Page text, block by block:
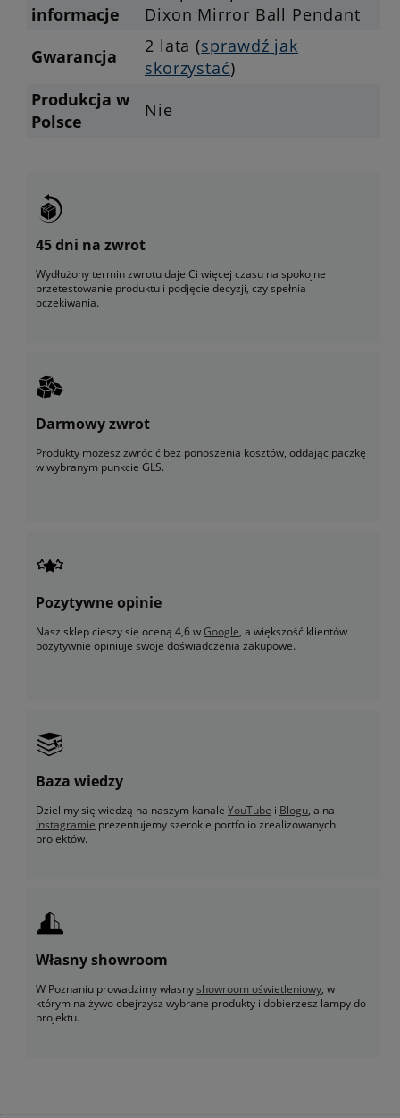
informacje
Dixon Mirror Ball Pendant
Gwarancja
2 lata (sprawdź jak
skorzystać)
Produkcja w
Polsce
Nie
45 dni na zwrot
Wydłużony termin zwrotu daje Ci więcej czasu na spokojne
przetestowanie produktu i podjęcie decyzji, czy spełnia
oczekiwania.
Darmowy zwrot
Produkty możesz zwrócić bez ponoszenia kosztów, oddając paczkę
w wybranym punkcie GLS.
Pozytywne opinie
Nasz sklep cieszy się oceną 4,6 wGoogle, a większość klientów
pozytywnie opiniuje swoje doświadczenia zakupowe.
Baza wiedzy
Dzielimy się wiedzą na naszym kanale YouTube i Blogu, a na
Instagramie prezentujemy szerokie portfolio zrealizowanych
projektów.
Własny showroom
W Poznaniu prowadzimy własnyshowroom oświetleniowy, w
którym na żywo obejrzysz wybrane produkty i dobierzesz lampy do
projektu.